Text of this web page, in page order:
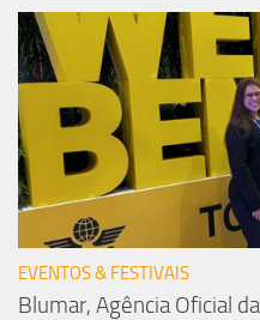
EVENTOS & FESTIVAIS
Blumar, Agência Oficial